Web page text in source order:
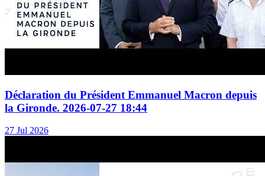
Déclaration du Président Emmanuel Macron depuis
la Gironde. 2026-07-27 18:44
27 Jul 2026